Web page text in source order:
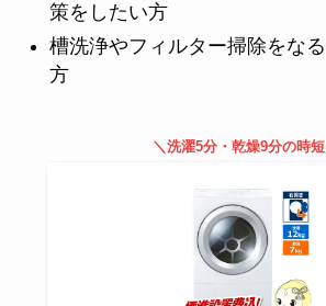
策をしたい方
槽洗浄やフィルター掃除をな
方
＼洗濯5分・乾燥9分の時